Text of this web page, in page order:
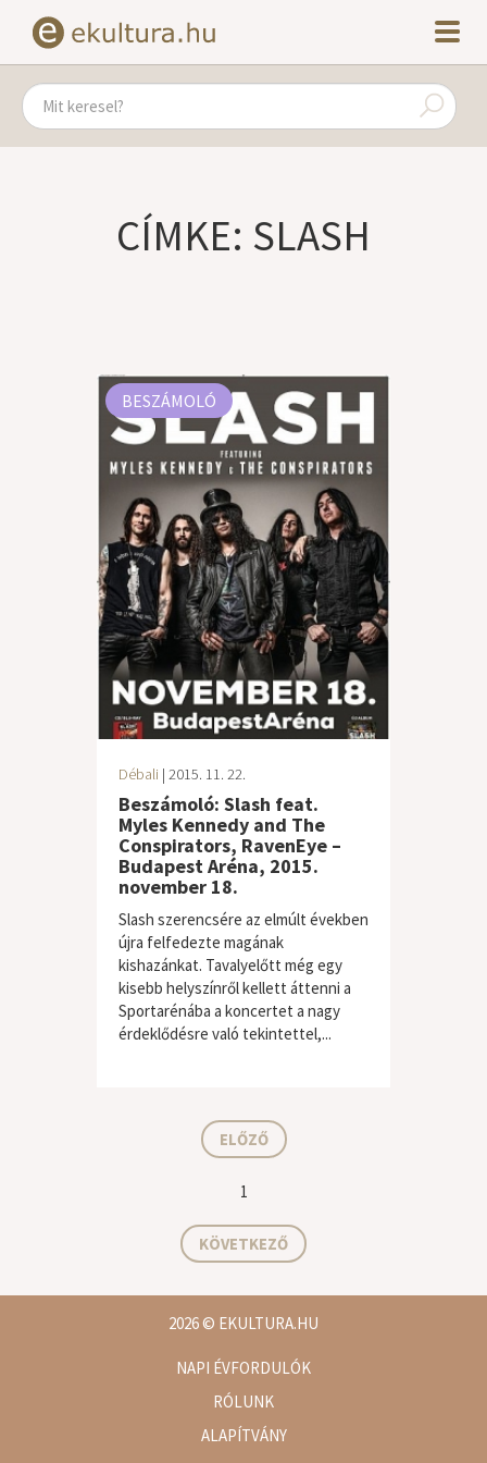
CÍMKE: SLASH
BESZÁMOLÓ
Débali | 2015. 11. 22.
Beszámoló: Slash feat.
Myles Kennedy and The
Conspirators, RavenEye –
Budapest Aréna, 2015.
november 18.
Slash szerencsére az elmúlt években
újra felfedezte magának
kishazánkat. Tavalyelőtt még egy
kisebb helyszínről kellett áttenni a
Sportarénába a koncertet a nagy
érdeklődésre való tekintettel,...
hard / heavy
ELŐZŐ
1
KÖVETKEZŐ
2026© EKULTURA.HU
NAPI ÉVFORDULÓK
RÓLUNK
ALAPÍTVÁNY